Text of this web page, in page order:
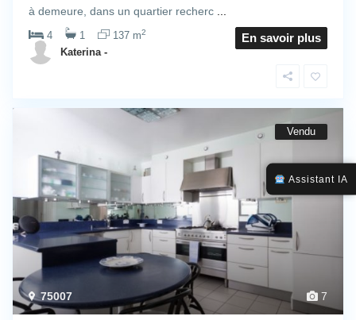
à demeure, dans un quartier recherc
4 1 137 m2 En savoir plus
Katerina -
7
75007
Vendu
Assistant IA